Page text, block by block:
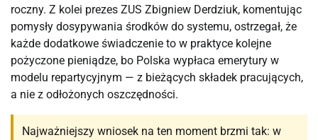
roczny. Z kolei prezes ZUS Zbigniew Derdziuk, komentując
pomysły dosypywania środków do systemu, ostrzegał, że
każde dodatkowe świadczenie to w praktyce kolejne
pożyczone pieniądze, bo Polska wypłaca emerytury w
modelu repartycyjnym — z bieżących składek pracujących,
a nie z odłożonych oszczędności.
Najważniejszy wniosek na ten moment brzmi tak: w